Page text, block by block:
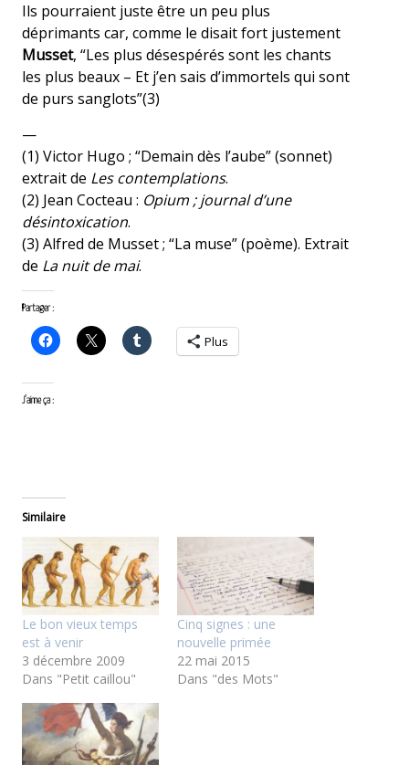
Ils pourraient juste être un peu plus
déprimants car, comme le disait fort justement
Musset, “Les plus désespérés sont les chants
les plus beaux – Et j’en sais d’immortels qui sont
de purs sanglots”(3)
—
(1) Victor Hugo ; “Demain dès l’aube” (sonnet)
extrait de Les contemplations.
(2) Jean Cocteau : Opium ; journal d’une
désintoxication.
(3) Alfred de Musset ; “La muse” (poème). Extrait
de La nuit de mai.
Partager :
Plus
J’aime ça :
Similaire
Le bon vieux temps
est à venir
3 décembre 2009
Dans "Petit caillou"
Cinq signes : une
nouvelle primée
22 mai 2015
Dans "des Mots"